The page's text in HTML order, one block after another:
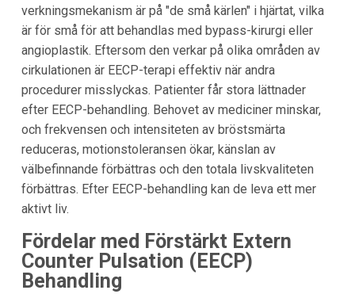
verkningsmekanism är på "de små kärlen" i hjärtat, vilka
är för små för att behandlas med bypass-kirurgi eller
angioplastik. Eftersom den verkar på olika områden av
cirkulationen är EECP-terapi effektiv när andra
procedurer misslyckas. Patienter får stora lättnader
efter EECP-behandling. Behovet av mediciner minskar,
och frekvensen och intensiteten av bröstsmärta
reduceras, motionstoleransen ökar, känslan av
välbefinnande förbättras och den totala livskvaliteten
förbättras. Efter EECP-behandling kan de leva ett mer
aktivt liv.
Fördelar med Förstärkt Extern
Counter Pulsation (EECP)
Behandling